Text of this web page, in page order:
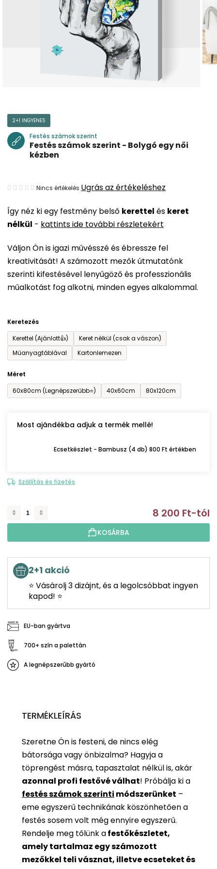
Így néz ki egy festmény belső kerettel és keret
nélkül - kattints ide további részletekért
Váljon Ön is igazi művésszé és ébressze fel
kreativitását! A számozott mezők útmutatónk
szerinti kifestésével lenyűgöző és professzionális
műalkotást fog alkotni, minden egyes alkalommal.
Keretezés
Kerettel (Ajánlott👍)
Keret nélkül (csak a vászon)
Műanyagtáblával
Kartonlemezen
Méret
60x80cm (Legnépszerűbb⭐)
40x60cm 80x120cm
Most ajándékba adjuk a termék mellé!
Ecsetkészlet - Bambusz (4 db) 800 Ft értékben
Szállítás és fizetés
8 200 Ft-tól
KOSÁRBA
2+1 akció
⭐ Vásárolj 3 dizájnt, és a legolcsóbbat ingyen
kapod! ⭐
EU-ban gyártva
700+ szín a palettán
A legnépszerűbb gyártó
2+1 INGYENES
Festés számok szerint
Festés számok szerint - Bolygó egy női
kézben
A
átlagos
értékelése
ből
0,0
csillag.
Nincs értékelés Ugrás az értékeléshez
TERMÉKLEÍRÁS
Szeretne Ön is festeni, de nincs elég
bátorsága vagy önbizalma? Hagyja a
töprengést másra, tapasztalat nélkül is, akár
azonnal profi festővé válhat! Próbálja ki a
festés számok szerinti módszerünket –
eme egyszerű technikának köszönhetően a
festés sosem volt még ennyire egyszerű.
Rendelje meg tőlünk afestőkészletet,
amely tartalmaz egy számozott
mezőkkel teli vásznat, illetve ecseteket és